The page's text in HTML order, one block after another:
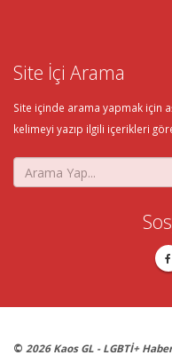
Site İçi Arama
Site içinde arama yapmak için
kelimeyi yazıp ilgili içerikleri
© 2026 Kaos GL - LGBTİ+